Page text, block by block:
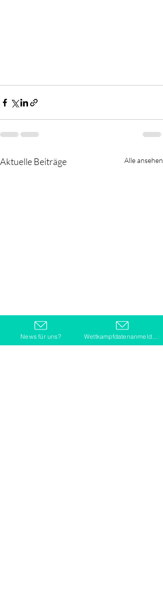
Aktuelle Beiträge Alle ansehen
News für uns?